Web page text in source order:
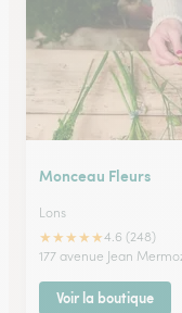
Monceau Fleurs
Lons
★★★★★4.6 (248)
177 avenue Jean
Voir la boutique